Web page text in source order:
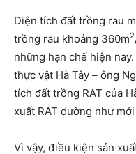
Diện tích đất trồng rau
trồng rau khoảng 360m2
những hạn chế hiện
thực vật Hà Tây – ông
tích đất trồng RAT của
xuất RAT dường như
Vì vậy, điều kiện sản